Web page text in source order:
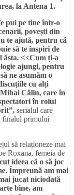
la Antena 1.
pui pe tine într-o
povești din
te ajută, pentru că
să te inspiri de
ăsta. <<Cum ți-a
ajungi, pentru
ne asumăm o
cu alți
Călin, care în
în rolul
serialul care
finalul primului
să relaționeze mai
Roxana, femeia de
ideea că o să joc
Împreună am mai
jucat niciodată
bine, am